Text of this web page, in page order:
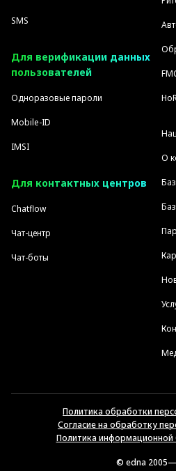
SMS
Для верификации данных
пользователей
Одноразовые пароли
Mobile-ID
IMSI
Для контактных центров
Chatflow
Чат-центр
Чат-боты
О
Политика обработки
Согласие на обработку
Политика информационной
© edna